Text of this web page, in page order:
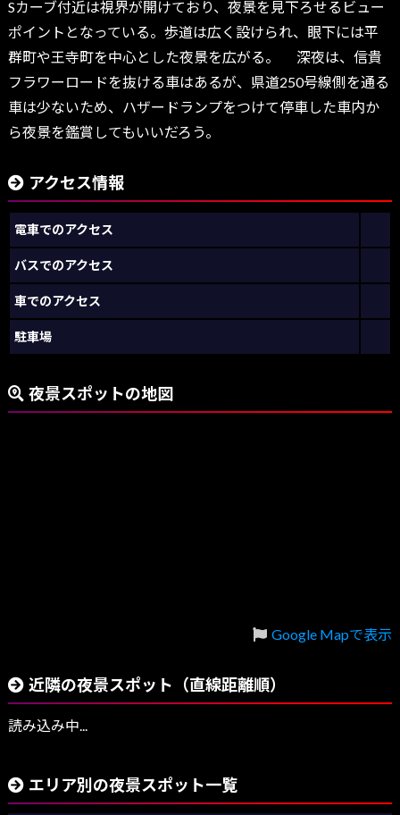
Sカーブ付近は視界が開けており、夜景を見下ろせるビュー
ポイントとなっている。歩道は広く設けられ、眼下には平
群町や王寺町を中心とした夜景を広がる。 深夜は、信貴
フラワーロードを抜ける車はあるが、県道250号線側を通る
車は少ないため、ハザードランプをつけて停車した車内か
ら夜景を鑑賞してもいいだろう。
アクセス情報
電車でのアクセス
バスでのアクセス
車でのアクセス
駐車場
夜景スポットの地図
Google Mapで表示
近隣の夜景スポット（直線距離順）
読み込み中...
エリア別の夜景スポット一覧